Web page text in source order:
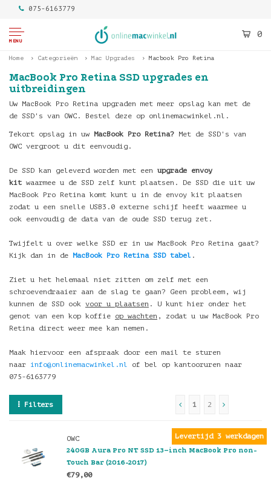
075-6163779
MENU
0
Home Categorieën Mac Upgrades Macbook Pro Retina
MacBook Pro Retina SSD upgrades en
uitbreidingen
Uw MacBook Pro Retina upgraden met meer opslag kan met de
de SSD's van OWC. Bestel deze op onlinemacwinkel.nl.
Tekort opslag in uw MacBook Pro Retina? Met de SSD's van
OWC vergroot u dit eenvoudig.
De SSD kan geleverd worden met een upgrade envoy
kit waarmee u de SSD zelf kunt plaatsen. De SSD die uit uw
MacBook Pro Retina komt kunt u in de envoy kit plaatsen
zodat u een snelle USB3.0 externe schijf heeft waarmee u
ook eenvoudig de data van de oude SSD terug zet.
Twijfelt u over welke SSD er in uw MacBook Pro Retina gaat?
Kijk dan in de MacBook Pro Retina SSD tabel .
Ziet u het helemaal niet zitten om zelf met een
schroevendraaier aan de slag te gaan? Geen probleem, wij
kunnen de SSD ook voor u plaatsen . U kunt hier onder het
genot van een kop koffie op wachten , zodat u uw MacBook Pro
Retina direct weer mee kan nemen.
Maak hiervoor een afspraak door een mail te sturen
naar info@onlinemacwinkel.nl of bel op kantooruren naar
075-6163779
Filters 1 2
Levertijd 3 werkdagen
OWC
240GB Aura Pro NT SSD 13–inch MacBook Pro non-
Touch Bar (2016-2017)
€79,00